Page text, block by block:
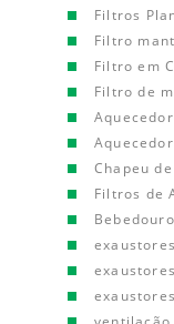
Filtros
Filtro
Filtro em
Filtro de
Chapeu
Filtros de